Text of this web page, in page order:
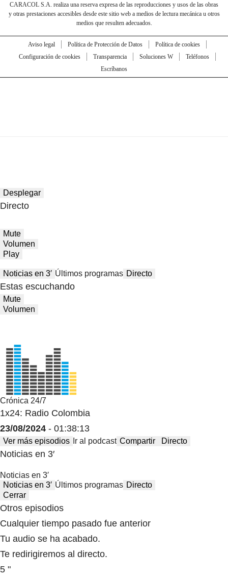
CARACOL S.A. realiza una reserva expresa de las reproducciones y usos de las obras
y otras prestaciones accesibles desde este sitio web a medios de lectura mecánica u otros
medios que resulten adecuados.
Aviso legal Política de Protección de Datos
Política de cookies
Configuración de cookies
Transparencia Soluciones W
Teléfonos
Escríbanos
Desplegar
Directo
Mute
Volumen
Play
Noticias en 3′ Últimos programas Directo
Estas escuchando
Mute
Volumen
Crónica 24/7
1x24: Radio Colombia
23/08/2024 - 01:38:13
Ver más episodios Ir al podcast Compartir Directo
Noticias en 3′
Noticias en 3′
Noticias en 3′ Últimos programas Directo
Cerrar
Otros episodios
Cualquier tiempo pasado fue anterior
Tu audio se ha acabado.
Te redirigiremos al directo.
5 "